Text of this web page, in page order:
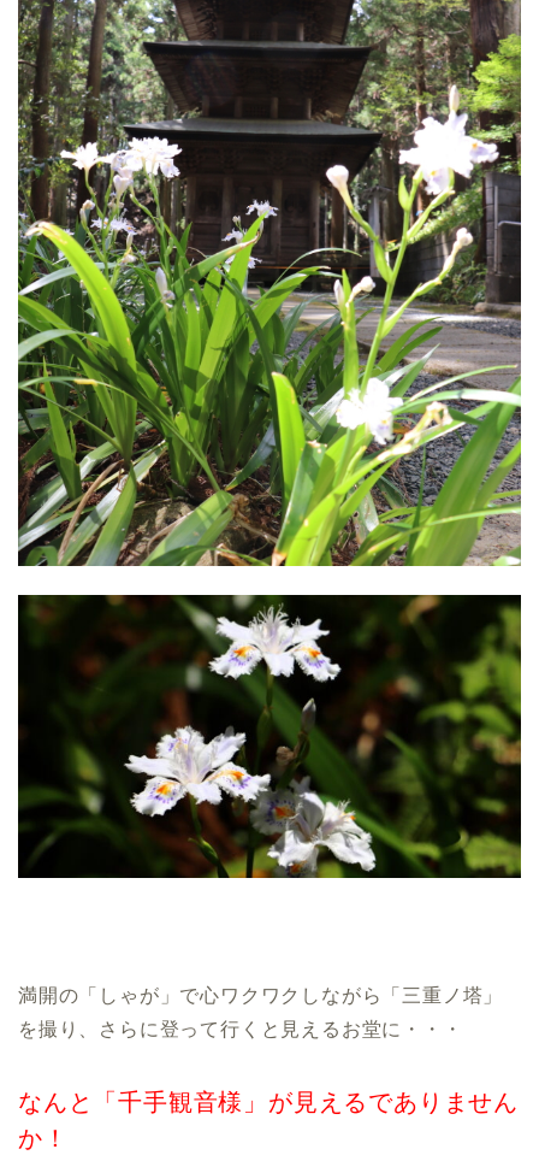
満開の「しゃが」で心ワクワクしながら「三重ノ塔」
を撮り、さらに登って行くと見えるお堂に・・・
なんと「千手観音様」が見えるでありません
か！